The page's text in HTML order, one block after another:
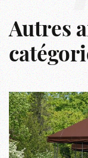
Autres